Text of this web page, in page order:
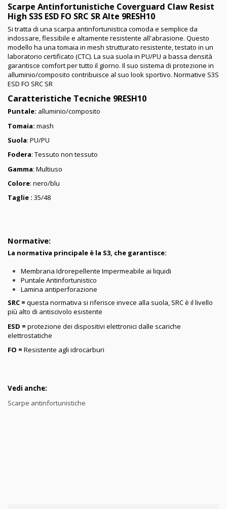
Scarpe Antinfortunistiche Coverguard Claw Resist
High S3S ESD FO SRC SR Alte 9RESH10
Si tratta di una scarpa antinfortunistica comoda e semplice da
indossare, flessibile e altamente resistente all'abrasione. Questo
modello ha una tomaia in mesh strutturato resistente, testato in un
laboratorio certificato (CTC). La sua suola in PU/PU a bassa densità
garantisce comfort per tutto il giorno. Il suo sistema di protezione in
alluminio/composito contribuisce al suo look sportivo. Normative S3S
ESD FO SRC SR
Caratteristiche Tecniche 9RESH10
Puntale: alluminio/composito
Tomaia: mash
Suola: PU/PU
Fodera: Tessuto non tessuto
Gamma: Multiuso
Colore: nero/blu
Taglie : 35/48
Normative:
La normativa principale è la S3, che garantisce:
Membrana Idrorepellente Impermeabile ai liquidi
Puntale Antinfortunistico
Lamina antiperforazione
SRC = questa normativa si riferisce invece alla suola, SRC è il livello
più alto di antiscivolo esistente
ESD = protezione dei dispositivi elettronici dalle scariche
elettrostatiche
FO = Resistente agli idrocarburi
Vedi anche:
Scarpe antinfortunistiche